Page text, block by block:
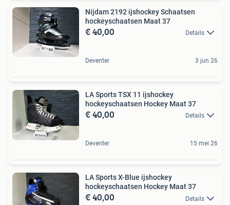
Nijdam 2192 ijshockey Schaatsen
hockeyschaatsen Maat 37
€ 40,00 Details
Deventer 3 jun 26
LA Sports TSX 11 ijshockey
hockeyschaatsen Hockey Maat 37
€ 40,00 Details
Deventer 15 mei 26
LA Sports X-Blue ijshockey
hockeyschaatsen Hockey Maat 37
€ 40,00 Details